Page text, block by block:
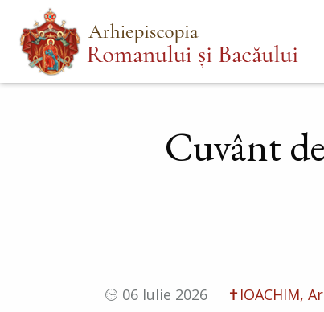
Mergi
conţinutul
principal
Main
menu
Cuvânt
06 Iulie 2026 ✝IOACHIM,